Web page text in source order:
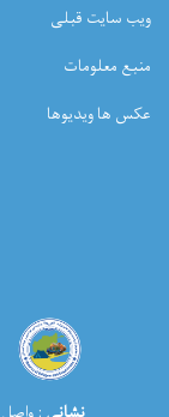
ویب سایت قبلی
منبع معلومات
عکس ها ویدیوها